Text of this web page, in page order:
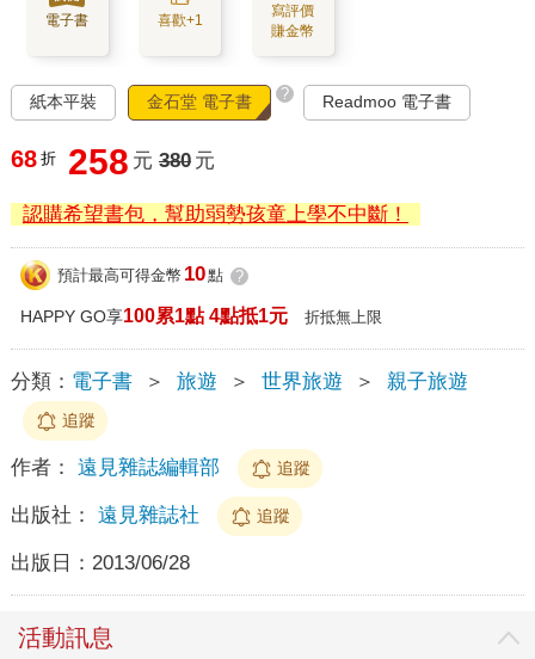
電子書 喜歡+1
寫評價
賺金幣
紙本平裝 金石堂 電子書 ? Readmoo 電子書
68 折 258 元 380 元
認購希望書包，幫助弱勢孩童上學不中斷！
預計最高可得金幣 10點 ?
HAPPY GO享100累1點 4點抵1元 折抵無上限
分類： 電子書 ＞ 旅遊 ＞ 世界旅遊 ＞ 親子旅遊
追蹤
作者： 遠見雜誌編輯部 追蹤
出版社： 遠見雜誌社 追蹤
出版日： 2013/06/28
活動訊息